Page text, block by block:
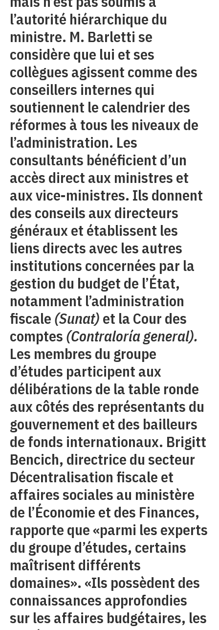
l’autorité hiérarchique du
ministre. M. Barletti se
considère que lui et ses
collègues agissent comme des
conseillers internes qui
soutiennent le calendrier des
réformes à tous les niveaux de
l’administration. Les
consultants bénéficient d’un
accès direct aux ministres et
aux vice-ministres. Ils donnent
des conseils aux directeurs
généraux et établissent les
liens directs avec les autres
institutions concernées par la
gestion du budget de l’État,
notamment l’administration
fiscale (Sunat) et la Cour des
comptes (Contraloría general).
Les membres du groupe
d’études participent aux
délibérations de la table ronde
aux côtés des représentants du
gouvernement et des bailleurs
de fonds internationaux. Brigitt
Bencich, directrice du secteur
Décentralisation fiscale et
affaires sociales au ministère
de l’Économie et des Finances,
rapporte que «parmi les experts
du groupe d’études, certains
maîtrisent différents
domaines». «Ils possèdent des
connaissances approfondies
sur les affaires budgétaires, les